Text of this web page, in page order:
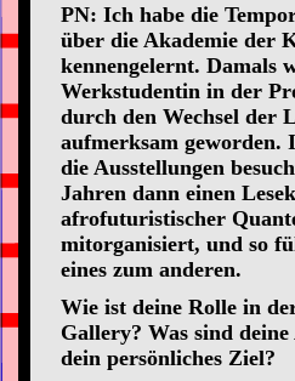
PN: Ich habe die
über die Akademie der
kennengelernt. Damals
Werkstudentin in der
durch den Wechsel der
aufmerksam geworden.
die Ausstellungen
Jahren dann einen
afrofuturistischer
mitorganisiert, und so
eines zum anderen.
Wie ist deine Rolle in
Gallery? Was sind
dein persönliches Ziel?